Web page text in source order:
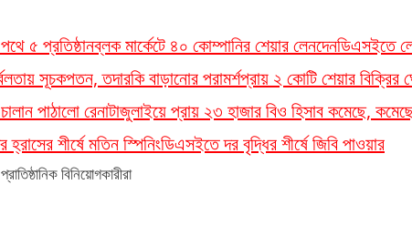
৫ প্রতিষ্ঠানব্লক মার্কেটে ৪০ কোম্পানির শেয়ার লেনদেনডিএসইতে
সূচকপতন, তদারকি বাড়ানোর পরামর্শপ্রায় ২ কোটি শেয়ার বিক্রির
পাঠালো রেনাটাজুলাইয়ে প্রায় ২৩ হাজার বিও হিসাব কমেছে, কমেছে
শীর্ষে মতিন স্পিনিংডিএসইতে দর বৃদ্ধির শীর্ষে জিবি পাওয়ার
বিনিয়োগকারীরা